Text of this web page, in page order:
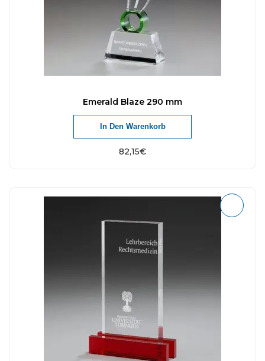
Emerald Blaze 290 mm
82,15€
In Den Warenkorb